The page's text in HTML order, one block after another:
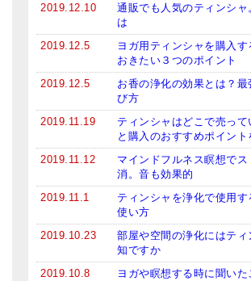
2019.12.10
通販でも人気のティンシャ
は
2019.12.5
ヨガ用ティンシャを購入す
おきたい３つのポイント
2019.12.5
お香の浄化の効果とは？最
び方
2019.11.19
ティンシャはどこで売っ
と購入のおすすめポイント
2019.11.12
マインドフルネス瞑想でス
消。音も効果的
2019.11.1
ティンシャを浄化で使用
使い方
2019.10.23
部屋や空間の浄化にはテ
知ですか
2019.10.8
ヨガや瞑想する時に聞い